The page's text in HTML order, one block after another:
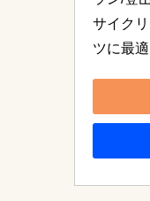
サイク
ツに最適